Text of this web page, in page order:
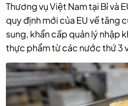
Thương vụ Việt Nam tại Bỉ và
quy định mới của EU về tăng
sung, khẩn cấp quản lý nhập
thực phẩm từ các nước thứ 3